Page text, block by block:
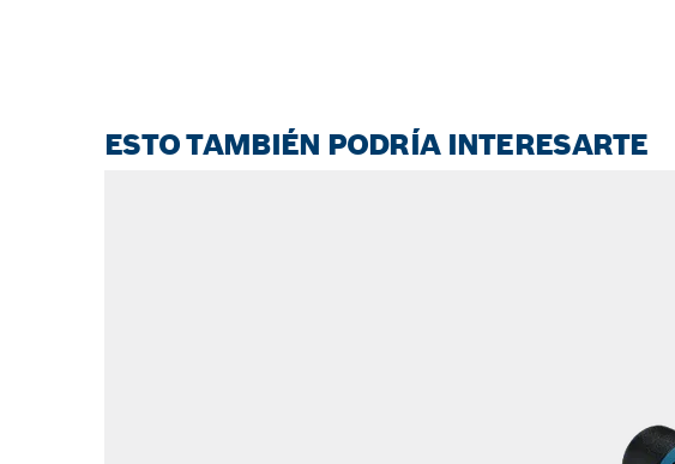
ESTO TAMBIÉN PODRÍA INTERESARTE